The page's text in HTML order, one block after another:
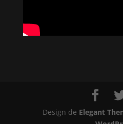
Design de Elegant